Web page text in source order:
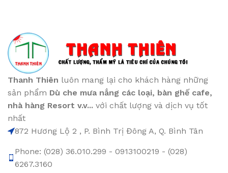
Thanh Thiên luôn mang lại cho khách hàng những
sản phẩm Dù che mưa nắng các loại, bàn ghế cafe,
nhà hàng Resort v.v... với chất lượng và dịch vụ tốt
nhất
872 Hương Lộ 2 , P. Bình Trị Đông A, Q. Bình Tân
Phone: (028) 36.010.299 - 0913100219 - (028)
6267.3160